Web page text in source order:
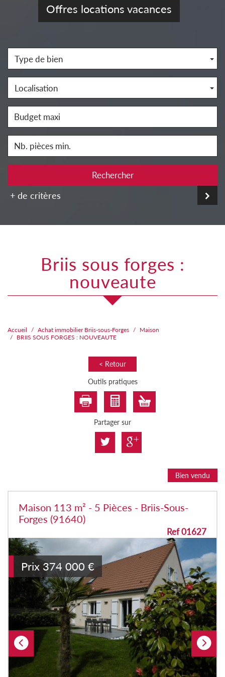
Offres locations vacances
Type de bien
Localisation
Rechercher
+ de critères
briis sous forges :
nouveaute
Accueil Achat immobilier Briis-sous-Forges
Maison
BRIIS SOUS FORGES : NOUVEAUTE
< Retour
Outils pratiques
Partager sur
Bien vendu
Maison 113 m² - 5 Pièces - Briis-Sous-
Forges (91640)
Ref 01627
Prix 374 000 €